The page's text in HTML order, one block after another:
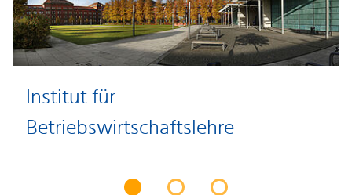
Institut für
Betriebswirtschaftslehre